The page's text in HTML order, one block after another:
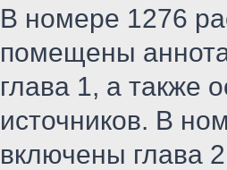
В номере 1276
помещены
глава 1, а также
источников. В
включены глава